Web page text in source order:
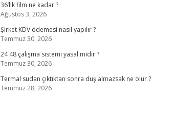
36’lık film ne kadar ?
Ağustos 3, 2026
Şirket KDV ödemesi nasıl yapılır ?
Temmuz 30, 2026
24 48 çalışma sistemi yasal mıdır ?
Temmuz 30, 2026
Termal sudan çıktıktan sonra duş almazsak ne olur ?
Temmuz 28, 2026